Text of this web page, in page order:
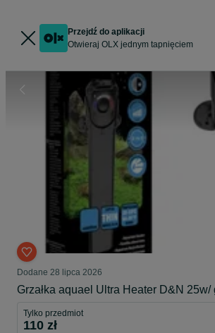
Przejdź do aplikacji
Otwieraj OLX jednym tapnięciem
Dodane 28 lipca 2026
Grzałka aquael Ultra Heater D&N 25w/
Tylko przedmiot
110 zł